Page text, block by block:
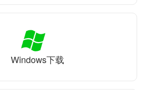
Windows下载